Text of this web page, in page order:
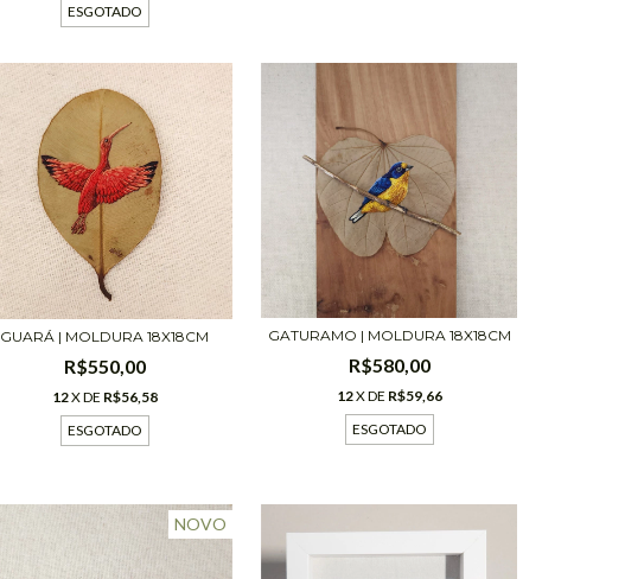
ESGOTADO
GUARÁ | MOLDURA 18X18CM
R$550,00
12X DE R$56,58
ESGOTADO
GATURAMO | MOLDURA 18X18CM
R$580,00
12X DE R$59,66
ESGOTADO
NOVO